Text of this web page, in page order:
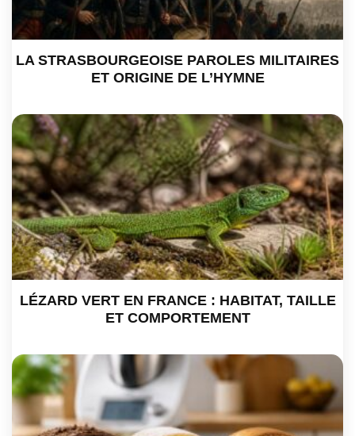
LA STRASBOURGEOISE PAROLES MILITAIRES
ET ORIGINE DE L’HYMNE
LÉZARD VERT EN FRANCE : HABITAT, TAILLE
ET COMPORTEMENT